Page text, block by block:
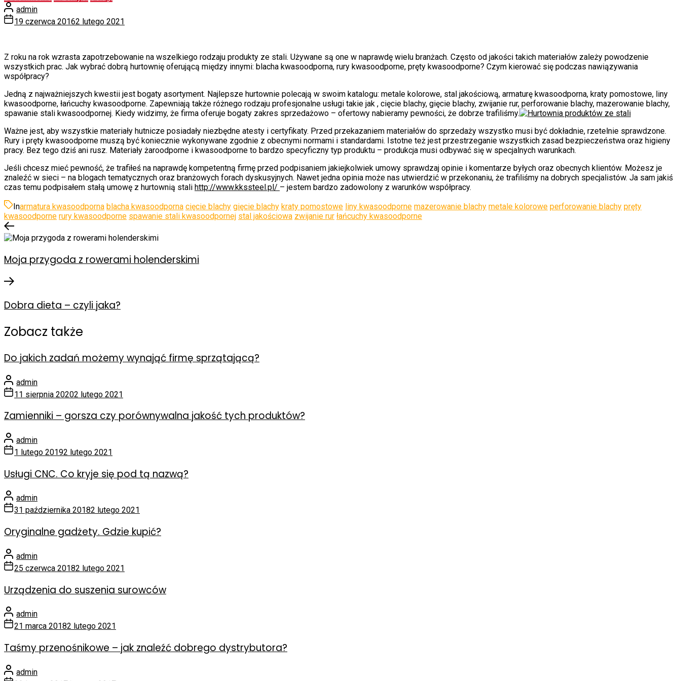
admin
19 czerwca 20162 lutego 2021
Z roku na rok wzrasta zapotrzebowanie na wszelkiego rodzaju produkty ze stali. Używane są one w naprawdę wielu branżach. Często od jakości takich materiałów zależy powodzenie
wszystkich prac. Jak wybrać dobrą hurtownię oferującą między innymi: blacha kwasoodporna, rury kwasoodporne, pręty kwasoodporne? Czym kierować się podczas nawiązywania
współpracy?
Jedną z najważniejszych kwestii jest bogaty asortyment. Najlepsze hurtownie polecają w swoim katalogu: metale kolorowe, stal jakościową, armaturę kwasoodporna, kraty pomostowe, liny
kwasoodporne, łańcuchy kwasoodporne. Zapewniają także różnego rodzaju profesjonalne usługi takie jak , cięcie blachy, gięcie blachy, zwijanie rur, perforowanie blachy, mazerowanie blachy,
spawanie stali kwasoodpornej. Kiedy widzimy, że firma oferuje bogaty zakres sprzedażowo – ofertowy nabieramy pewności, że dobrze trafiliśmy.
Ważne jest, aby wszystkie materiały hutnicze posiadały niezbędne atesty i certyfikaty. Przed przekazaniem materiałów do sprzedaży wszystko musi być dokładnie, rzetelnie sprawdzone.
Rury i pręty kwasoodporne muszą być koniecznie wykonywane zgodnie z obecnymi normami i standardami. Istotne też jest przestrzeganie wszystkich zasad bezpieczeństwa oraz higieny
pracy. Bez tego dziś ani rusz. Materiały żaroodporne i kwasoodporne to bardzo specyficzny typ produktu – produkcja musi odbywać się w specjalnych warunkach.
Jeśli chcesz mieć pewność, że trafiłeś na naprawdę kompetentną firmę przed podpisaniem jakiejkolwiek umowy sprawdzaj opinie i komentarze byłych oraz obecnych klientów. Możesz je
znaleźć w sieci – na blogach tematycznych oraz branżowych forach dyskusyjnych. Nawet jedna opinia może nas utwierdzić w przekonaniu, że trafiliśmy na dobrych specjalistów. Ja sam jakiś
czas temu podpisałem stałą umowę z hurtownią stali http://www.kkssteel.pl/ – jestem bardzo zadowolony z warunków współpracy.
Inarmatura kwasoodporna blacha kwasoodporna cięcie blachy gięcie blachy kraty pomostowe liny kwasoodporne mazerowanie blachy metale kolorowe perforowanie blachy pręty
kwasoodporne rury kwasoodporne spawanie stali kwasoodpornej stal jakościowa zwijanie rur łańcuchy kwasoodporne
Moja przygoda z rowerami holenderskimi
Dobra dieta – czyli jaka?
Zobacz także
Do jakich zadań możemy wynająć firmę sprzątającą?
admin
11 sierpnia 20202 lutego 2021
Zamienniki – gorsza czy porównywalna jakość tych produktów?
admin
1 lutego 20192 lutego 2021
Usługi CNC. Co kryje się pod tą nazwą?
admin
31 października 20182 lutego 2021
Oryginalne gadżety. Gdzie kupić?
admin
25 czerwca 20182 lutego 2021
Urządzenia do suszenia surowców
admin
21 marca 20182 lutego 2021
Taśmy przenośnikowe – jak znaleźć dobrego dystrybutora?
admin